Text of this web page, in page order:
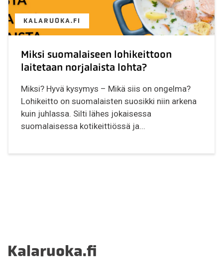
KALARUOKA.FI
Miksi suomalaiseen lohikeittoon
laitetaan norjalaista lohta?
Miksi? Hyvä kysymys – Mikä siis on ongelma?
Lohikeitto on suomalaisten suosikki niin arkena
kuin juhlassa. Silti lähes jokaisessa
suomalaisessa kotikeittiössä ja...
Kalaruoka.fi